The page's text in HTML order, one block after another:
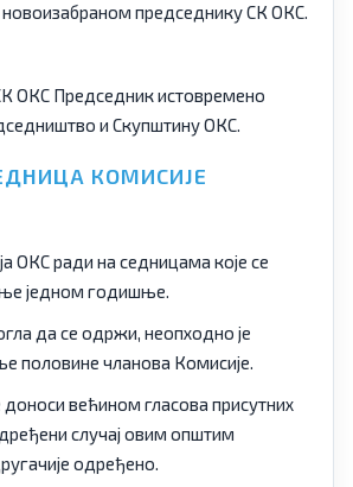
председнику СК ОКС.
ОКС Председник истовремено
и Скупштину ОКС.
КОМИСИЈЕ
ОКС ради на седницама које се
једном годишње.
да се одржи, неопходно је
половине чланова Комисије.
већином гласова присутних
случај овим општим
одређено.